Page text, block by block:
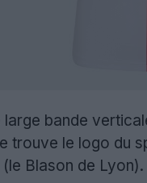
bande
trouve le logo du
Blason de